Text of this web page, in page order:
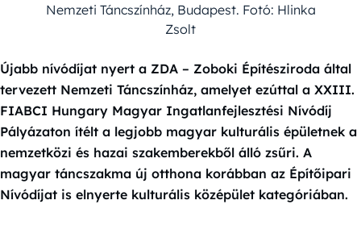
Nemzeti Táncszínház, Budapest. Fotó: Hlinka
Zsolt
Újabb nívódíjat nyert a ZDA – Zoboki Építésziroda által
tervezett Nemzeti Táncszínház, amelyet ezúttal a XXIII.
FIABCI Hungary Magyar Ingatlanfejlesztési Nívódíj
Pályázaton ítélt a legjobb magyar kulturális épületnek a
nemzetközi és hazai szakemberekből álló zsűri. A
magyar táncszakma új otthona korábban az Építőipari
Nívódíjat is elnyerte kulturális középület kategóriában.